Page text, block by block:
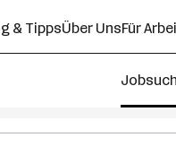
& TippsÜber UnsFür